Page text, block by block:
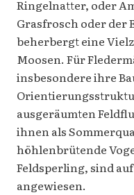
Ringelnatter, oder
Grasfrosch oder der
beherbergt eine
Moosen. Für
insbesondere ihre
ausgeräumten
ihnen als
höhlenbrütende
Feldsperling, sind
angewiesen.